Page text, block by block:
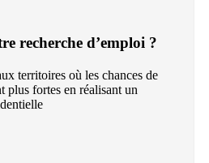
recherche d’emploi ?
territoires où les chances de
plus fortes en réalisant un